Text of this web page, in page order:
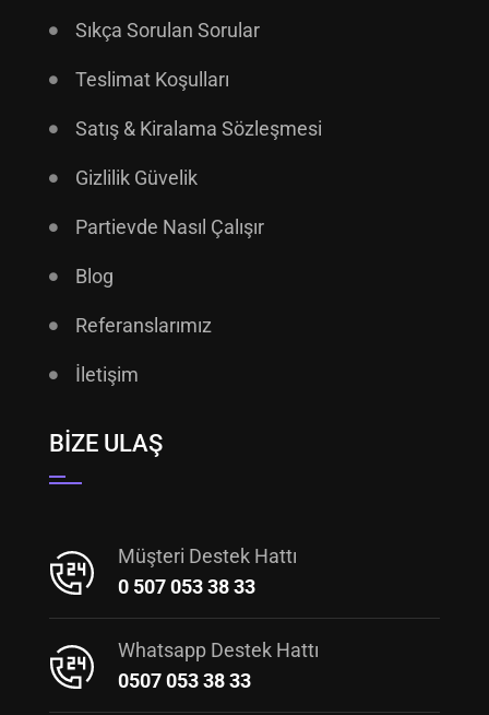
Sıkça Sorulan Sorular
Teslimat Koşulları
Satış & Kiralama Sözleşmesi
Gizlilik Güvelik
Partievde Nasıl Çalışır
Blog
Referanslarımız
İletişim
BIZE ULAŞ
Müşteri Destek Hattı
0 507 053 38 33
Whatsapp Destek Hattı
0507 053 38 33